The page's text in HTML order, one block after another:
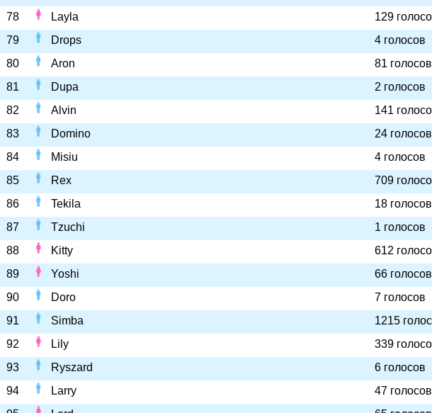
78
Layla
129
79
Drops
4 голосов
80
Aron
81 голосов
81
Dupa
2 голосов
82
Alvin
141
83
Domino
24 голосов
84
Misiu
4 голосов
85
Rex
709
86
Tekila
18 голосов
87
Tzuchi
1 голосов
88
Kitty
612
89
Yoshi
66 голосов
90
Doro
7 голосов
91
Simba
1215
92
Lily
339
93
Ryszard
6 голосов
94
Larry
47 голосов